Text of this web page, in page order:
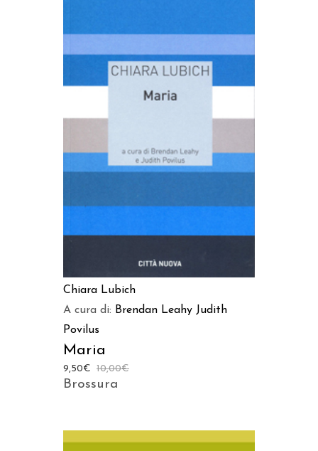
Chiara Lubich
A cura di: Brendan Leahy Judith
Povilus
Maria
10,00€
9,50€
Brossura